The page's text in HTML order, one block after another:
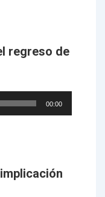
regreso de
00:00